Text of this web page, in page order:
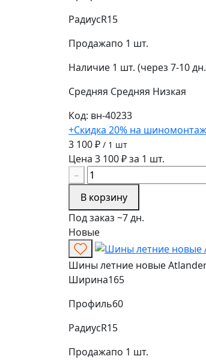
РадиусR15
Продажапо 1 шт.
Наличие 1 шт. (через 7-10
Средняя Средняя Низкая
Код: вн-40233
+Скидка 20% на шиномонтаж
3 100 ₽ / 1 шт
Цена 3 100 ₽ за 1 шт.
−
В корзину
Под заказ ~7 дн.
Новые
Шины летние новые Atlander
Ширина165
Профиль60
РадиусR15
Продажапо 1 шт.